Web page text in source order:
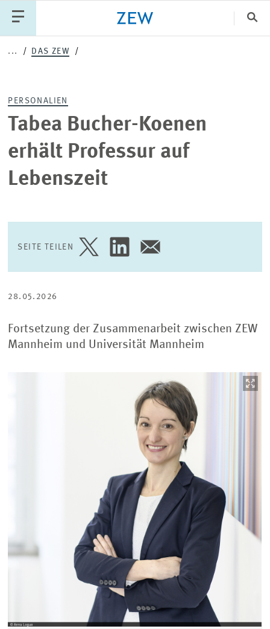
PUBLIKATIONEN
VERANSTALTUNGEN AKTUELLES
... DAS ZEW
Tabea Bucher-Koenen
erhält Professur auf
Lebenszeit
PERSONALIEN
SEITE TEILEN
SEITE
TWITTER
SEITE
LINKEDIN
SEITE
E-
28.05.2026
Fortsetzung der Zusammenarbeit zwischen ZEW
Mannheim und Universität Mannheim